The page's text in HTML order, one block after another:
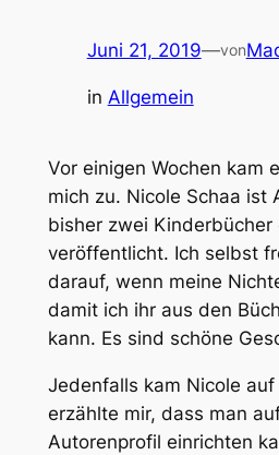
Juni 21, 2019—von
in Allgemein
Vor einigen Wochen kam
mich zu. Nicole Schaa ist
bisher zwei Kinderbücher
veröffentlicht. Ich selbst
darauf, wenn meine
damit ich ihr aus den
kann. Es sind schöne
Jedenfalls kam Nicole auf
erzählte mir, dass man
Autorenprofil einrichten